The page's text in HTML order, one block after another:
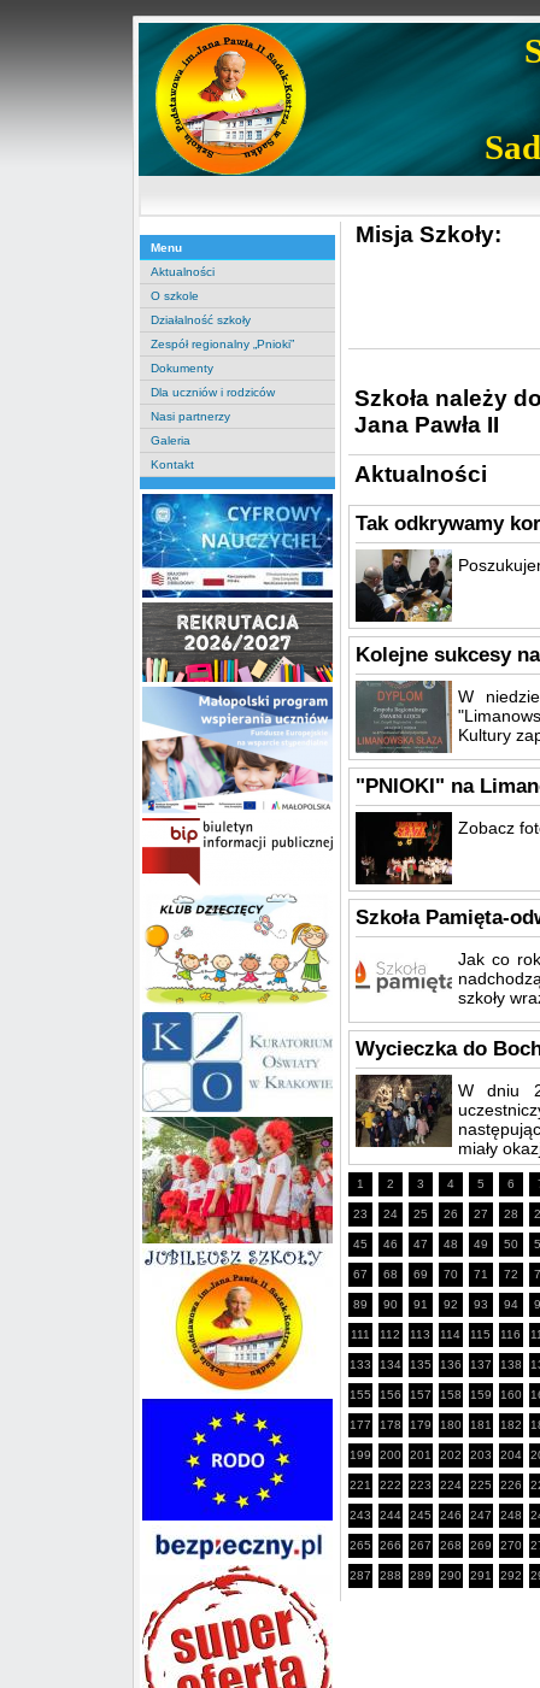
Menu
Aktualności
O szkole
Działalność szkoły
Zespół regionalny „Pnioki”
Dokumenty
Dla uczniów i rodziców
Nasi partnerzy
Galeria
Kontakt
Misja Szkoły:
Szkoła należy
Jana Pawła II
Aktualności
Tak odkrywamy
Kolejne sukcesy
W
Kultury
"PNIOKI" na
Zobacz
Szkoła Pamięta-
Jak co
szkoły
Wycieczka do
W dniu
miały
1 2 3 4 5 6
23 24 25 26 27 28
45 46 47 48 49 50
67 68 69 70 71 72
89 90 91 92 93 94
111 112 113 114 115 116
133 134 135 136 137 138
155 156 157 158 159 160
177 178 179 180 181 182
199 200 201 202 203 204
221 222 223 224 225 226
243 244 245 246 247 248
265 266 267 268 269 270
287 288 289 290 291 292